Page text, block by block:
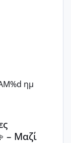
%d ημ
💫 – Μαζί
– Μαζί